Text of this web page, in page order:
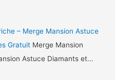
– Merge Mansion Astuce
Gratuit Merge Mansion
Astuce Diamants et...